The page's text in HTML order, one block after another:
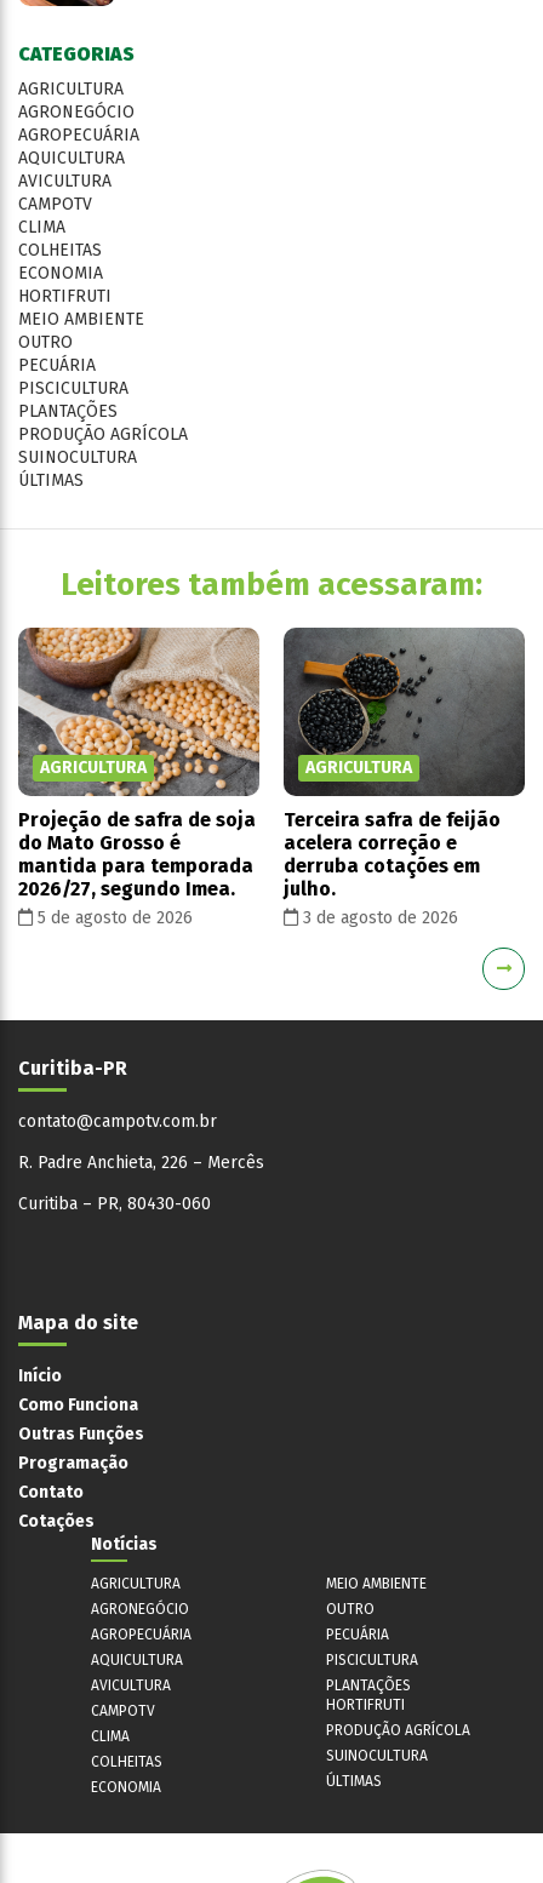
CATEGORIAS
AGRICULTURA
AGRONEGÓCIO
AGROPECUÁRIA
AQUICULTURA
AVICULTURA
CAMPOTV
CLIMA
COLHEITAS
ECONOMIA
HORTIFRUTI
MEIO AMBIENTE
OUTRO
PECUÁRIA
PISCICULTURA
PLANTAÇÕES
PRODUÇÃO AGRÍCOLA
SUINOCULTURA
ÚLTIMAS
Leitores também acessaram:
AGRICULTURA
Projeção de safra de soja
do Mato Grosso é
mantida para temporada
2026/27, segundo Imea.
5 de agosto de 2026
AGRICULTURA
Terceira safra de feijão
acelera correção e
derruba cotações em
julho.
3 de agosto de 2026
Curitiba-PR
contato@campotv.com.br
R. Padre Anchieta, 226 – Mercês
Curitiba – PR, 80430-060
Mapa do site
Início
Como Funciona
Outras Funções
Programação
Contato
Cotações
Notícias
AGRICULTURA
AGRONEGÓCIO
AGROPECUÁRIA
AQUICULTURA
AVICULTURA
CAMPOTV
CLIMA
COLHEITAS
ECONOMIA
MEIO AMBIENTE
OUTRO
PECUÁRIA
PISCICULTURA
PLANTAÇÕES
HORTIFRUTI
PRODUÇÃO AGRÍCOLA
SUINOCULTURA
ÚLTIMAS